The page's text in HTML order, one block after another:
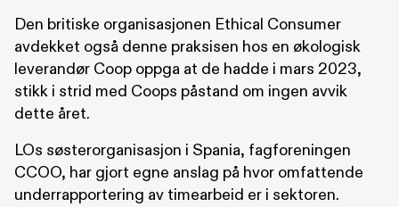
Den britiske organisasjonen Ethical Consumer
avdekket også denne praksisen hos en økologisk
leverandør Coop oppga at de hadde i mars 2023,
stikk i strid med Coops påstand om ingen avvik
dette året.
LOs søsterorganisasjon i Spania, fagforeningen
CCOO, har gjort egne anslag på hvor omfattende
underrapportering av timearbeid er i sektoren.